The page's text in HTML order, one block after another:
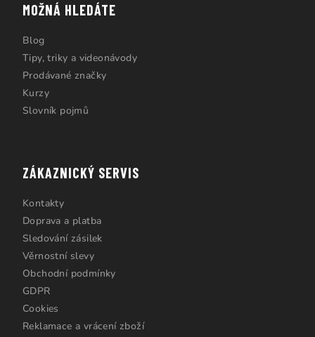
MOŽNÁ HLEDÁTE
Blog
Tipy, triky a videonávody
Prodávané značky
Kurzy
Slovník pojmů
ZÁKAZNICKÝ SERVIS
Kontakty
Doprava a platba
Sledování zásilek
Věrnostní slevy
Obchodní podmínky
GDPR
Cookies
Reklamace a vrácení zboží